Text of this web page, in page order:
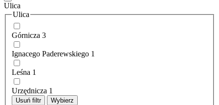
Ulica
Ulica
Górnicza 3
Ignacego Paderewskiego 1
Leśna 1
Urzędnicza 1
Usuń filtr Wybierz